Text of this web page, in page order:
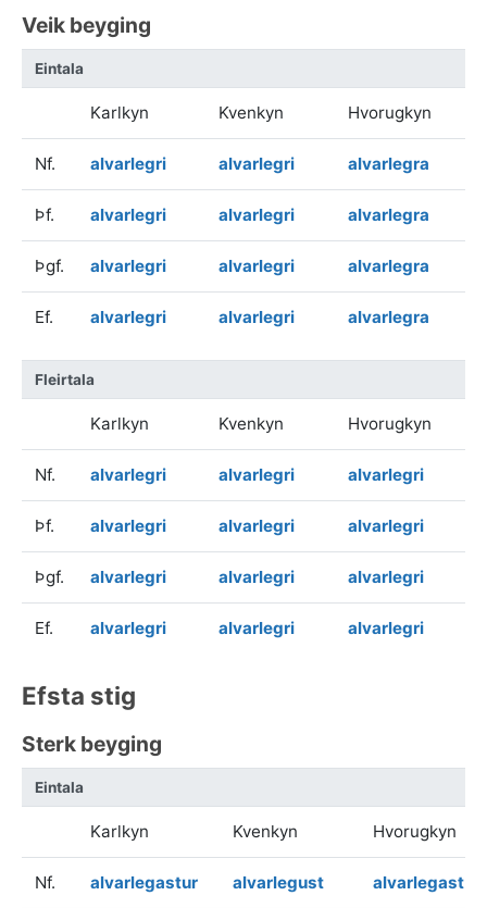
Veik beyging
Eintala
Karlkyn Kvenkyn Hvorugkyn
Nf. alvarlegri alvarlegri alvarlegra
Þf. alvarlegri alvarlegri alvarlegra
Þgf. alvarlegri alvarlegri alvarlegra
Ef. alvarlegri alvarlegri alvarlegra
Fleirtala
Karlkyn Kvenkyn Hvorugkyn
Nf. alvarlegri alvarlegri alvarlegri
Þf. alvarlegri alvarlegri alvarlegri
Þgf. alvarlegri alvarlegri alvarlegri
Ef. alvarlegri alvarlegri alvarlegri
Efsta stig
Sterk beyging
Eintala
Karlkyn Kvenkyn Hvorugkyn
Nf. alvarlegastur alvarlegust alvarlegast